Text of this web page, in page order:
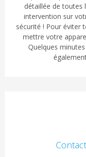
détaillée de toutes
intervention sur
sécurité ! Pour éviter
mettre votre
Quelques